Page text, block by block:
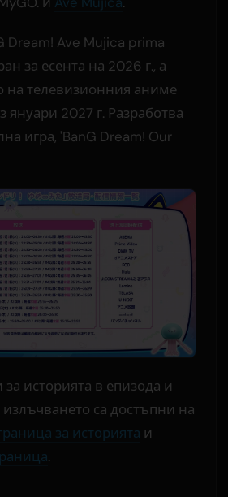
Dream! Ave Mujica prima
за есента на 2026 г., а
на телевизионния аниме
януари 2027 г. Разработва
игра, 'BanG Dream! Our
историята в епизода и
са достъпни на
за историята и
.